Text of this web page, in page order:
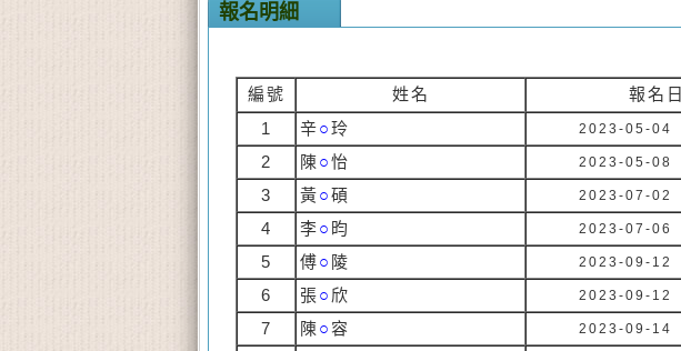
報名明細
編號 姓名
報名
1
辛○玲 2023-05-04
2 陳○怡 2023-05-08
3 黃○碩 2023-07-02
4 李○ 昀 2023-07-06
5 傅○ 陵 2023-09-12
6 張○ 欣 2023-09-12
7 陳○容 2023-09-14